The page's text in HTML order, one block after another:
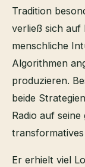
Tradition
verließ sich auf
menschliche
Algorithmen
produzieren.
beide
Radio auf
Er erhielt viel